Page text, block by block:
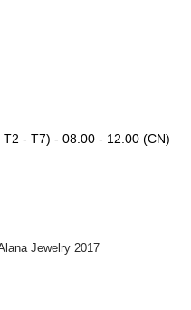
- T7) - 08.00 - 12.00 (CN)
Jewelry 2017